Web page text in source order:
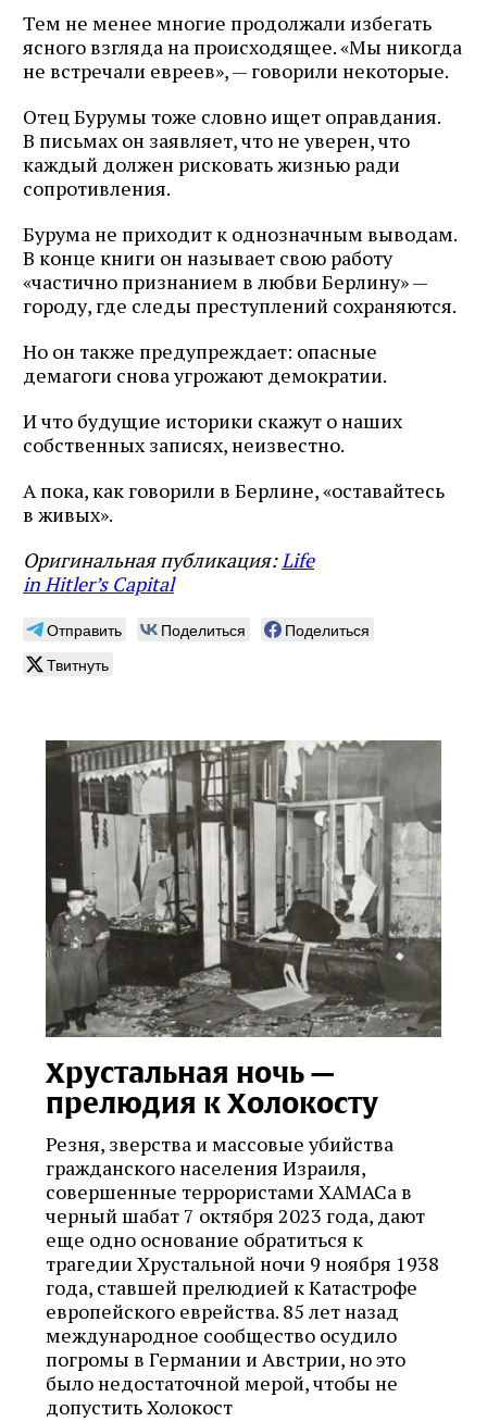
Тем не менее многие продолжали избегать
ясного взгляда на происходящее. «Мы никогда
не встречали евреев», — говорили некоторые.
Отец Бурумы тоже словно ищет оправдания.
В письмах он заявляет, что не уверен, что
каждый должен рисковать жизнью ради
сопротивления.
Бурума не приходит к однозначным выводам.
В конце книги он называет свою работу
«частично признанием в любви Берлину» —
городу, где следы преступлений сохраняются.
Но он также предупреждает: опасные
демагоги снова угрожают демократии.
И что будущие историки скажут о наших
собственных записях, неизвестно.
А пока, как говорили в Берлине, «оставайтесь
в живых».
Оригинальная публикация:Life
in Hitler’s Capital
Отправить Поделиться
Поделиться
Твитнуть
Хрустальная ночь —
прелюдия к Холокосту
Резня, зверства и массовые убийства
гражданского населения Израиля,
совершенные террористами ХАМАСа в
черный шабат 7 октября 2023 года, дают
еще одно основание обратиться к
трагедии Хрустальной ночи 9 ноября 1938
года, ставшей прелюдией к Катастрофе
европейского еврейства. 85 лет назад
международное сообщество осудило
погромы в Германии и Австрии, но это
было недостаточной мерой, чтобы не
допустить Холокост